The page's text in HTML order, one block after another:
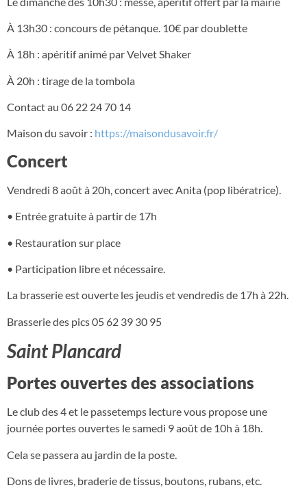
À 13h30 : concours de pétanque. 10€ par doublette
À 18h : apéritif animé par Velvet Shaker
À 20h : tirage de la tombola
Contact au 06 22 24 70 14
Maison du savoir : https://maisondusavoir.fr/
Concert
Vendredi 8 août à 20h, concert avec Anita (pop libératrice).
• Entrée gratuite à partir de 17h
• Restauration sur place
• Participation libre et nécessaire.
La brasserie est ouverte les jeudis et vendredis de 17h à 22h.
Brasserie des pics 05 62 39 30 95
Saint Plancard
Portes ouvertes des associations
Le club des 4 et le passetemps lecture vous propose une
journée portes ouvertes le samedi 9 août de 10h à 18h.
Cela se passera au jardin de la poste.
Dons de livres, braderie de tissus, boutons, rubans, etc.